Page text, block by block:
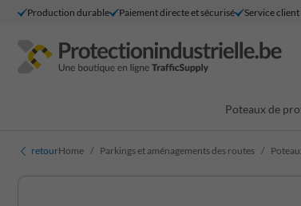
Production durable Paiement directe et sécurisé Service
Poteaux de
retourHome Parkings et aménagements des routes